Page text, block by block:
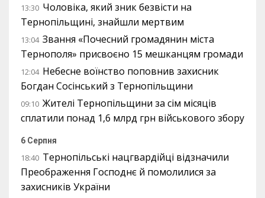
13:30 Чоловіка, який зник безвісти на
Тернопільщині, знайшли мертвим
13:04 Звання «Почесний громадянин міста
Тернополя» присвоєно 15 мешканцям громади
12:04 Небесне воїнство поповнив захисник
Богдан Сосінський з Тернопільщини
09:10 Жителі Тернопільщини за сім місяців
сплатили понад 1,6 млрд грн військового збору
6 Серпня
18:40 Тернопільські нацгвардійці відзначили
Преображення Господнє й помолилися за
захисників України